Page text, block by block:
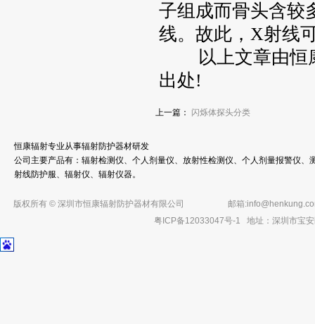
子组成而骨头含较
线。故此，X射线
以上文章由恒
出处!
上一篇： 闪烁体探头分类
恒康辐射专业从事辐射防护器材研发
公司主要产品有：辐射检测仪、个人剂量仪、放射性检测仪、个人剂量报警仪
射线防护服、辐射仪、辐射仪器。
版权所有 © 深圳市恒康辐射防护器材有限公司 邮箱:
粤ICP备12033047号-1 地址：深圳市宝